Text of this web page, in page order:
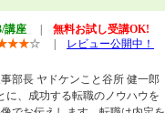
講座
無料お試し受講OK!
★★☆ レビュー公開中！
部長 ヤドケンこと谷所 健一郎
に、成功する転職のノウハウを